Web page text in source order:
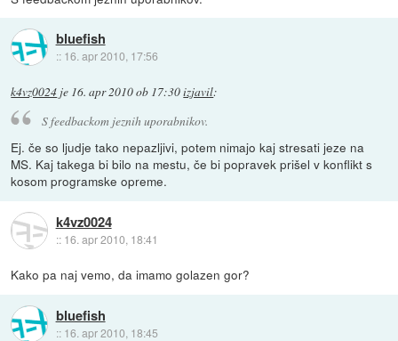
bluefish
:: 16. apr 2010, 17:56
k4vz0024 je 16. apr 2010 ob 17:30izjavil:
S feedbackom jeznih uporabnikov.
Ej. če so ljudje tako nepazljivi, potem nimajo kaj stresati jeze na
MS. Kaj takega bi bilo na mestu, če bi popravek prišel v konflikt s
kosom programske opreme.
k4vz0024
:: 16. apr 2010, 18:41
Kako pa naj vemo, da imamo golazen gor?
bluefish
:: 16. apr 2010, 18:45